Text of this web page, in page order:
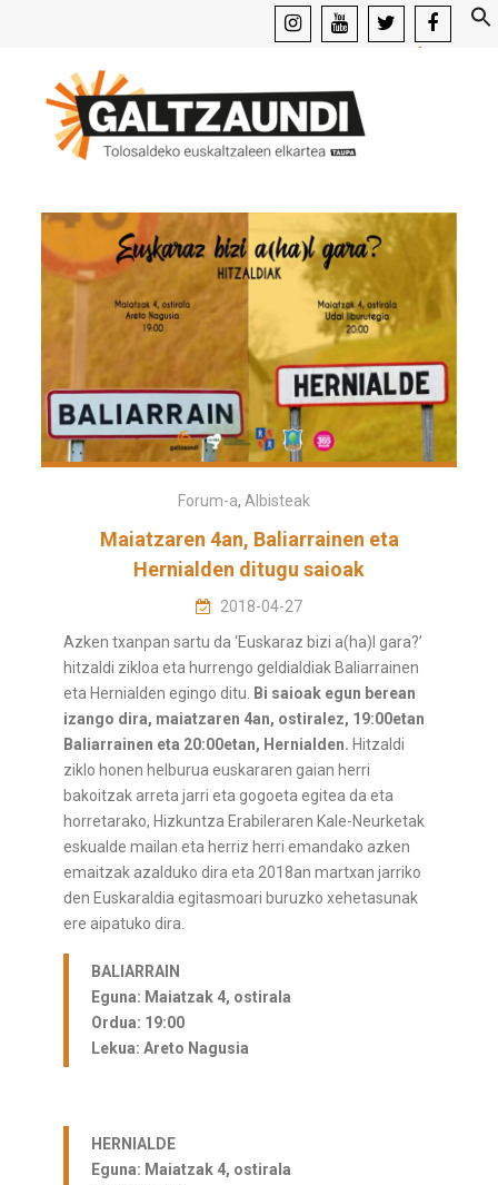
facebook
Forum-a, Albisteak
Maiatzaren 4an, Baliarrainen eta
Hernialden ditugu saioak
2018-04-27
Azken txanpan sartu da ‘Euskaraz bizi a(ha)l gara?’
hitzaldi zikloa eta hurrengo geldialdiak Baliarrainen
eta Hernialden egingo ditu. Bi saioak egun berean
izango dira, maiatzaren 4an, ostiralez, 19:00etan
Baliarrainen eta 20:00etan, Hernialden. Hitzaldi
ziklo honen helburua euskararen gaian herri
bakoitzak arreta jarri eta gogoeta egitea da eta
horretarako, Hizkuntza Erabileraren Kale-Neurketak
eskualde mailan eta herriz herri emandako azken
emaitzak azalduko dira eta 2018an martxan jarriko
den Euskaraldia egitasmoari buruzko xehetasunak
ere aipatuko dira.
BALIARRAIN
Eguna: Maiatzak 4, ostirala
Ordua: 19:00
Lekua: Areto Nagusia
HERNIALDE
Eguna: Maiatzak 4, ostirala